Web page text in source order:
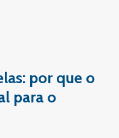
por que o
para o